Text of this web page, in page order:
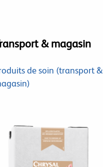
& magasin
de soin (transport &